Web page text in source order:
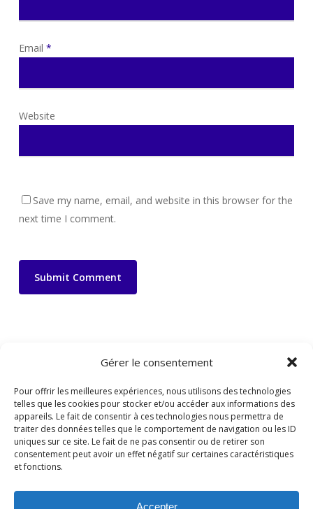
Gérer le consentement
Pour offrir les meilleures expériences, nous utilisons des technologies
telles que les cookies pour stocker et/ou accéder aux informations des
appareils. Le fait de consentir à ces technologies nous permettra de
traiter des données telles que le comportement de navigation ou les ID
uniques sur ce site. Le fait de ne pas consentir ou de retirer son
consentement peut avoir un effet négatif sur certaines caractéristiques
et fonctions.
Accepter
Email *
Website
Save my name, email, and website in this browser for the
next time I comment.